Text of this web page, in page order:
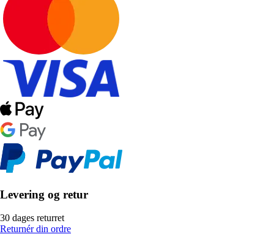
Levering og retur
30 dages returret
Returnér din ordre